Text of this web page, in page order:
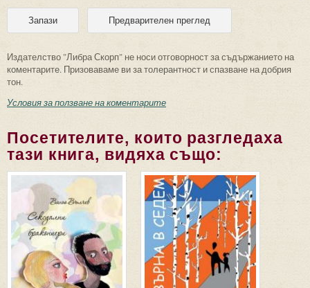
Издателство "Либра Скорп" не носи отговорност за съдържанието на
коментарите. Призоваваме ви за толерантност и спазване на добрия
тон.
Условия за ползване на коментарите
Посетителите, които разгледаха
тази книга, видяха също: